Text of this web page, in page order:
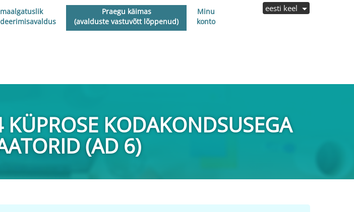
Praegu käimas
(avalduste vastuvõtt lõppenud)
Minu
konto
eesti keel
KODAKONDSUSEGA
(AD 6)